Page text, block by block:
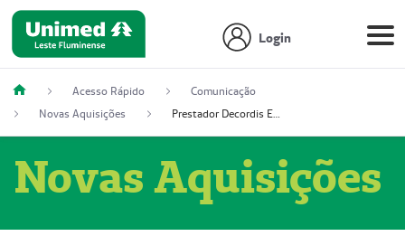
Login
Acesso Rápido
Comunicação
Novas Aquisições
Prestador Decordis Exames Cardiológicos LTDA (51004346-0)
Novas Aquisições